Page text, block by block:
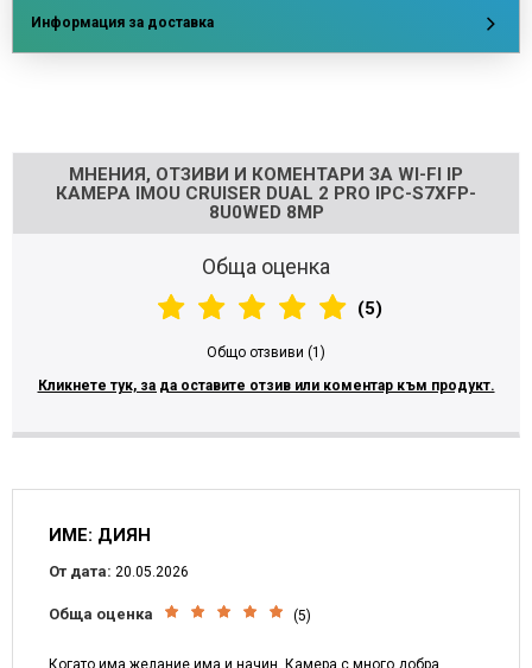
Информация за доставка
МНЕНИЯ, ОТЗИВИ И КОМЕНТАРИ ЗА WI-FI IP
КАМЕРА IMOU CRUISER DUAL 2 PRO IPC-S7XFP-
8U0WED 8MP
Обща оценка
(5)
Общо отзвиви (1)
Кликнете тук, за да оставите отзив или коментар към продукт.
ИМЕ: ДИЯН
От дата: 20.05.2026
Обща оценка (5)
Когато има желание има и начин. Камера с много добра